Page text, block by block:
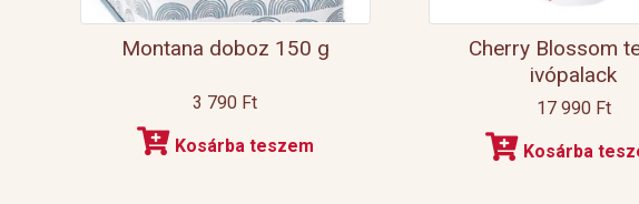
Montana doboz 150 g
3 790 Ft
Kosárba teszem
Cherry Blossom
ivópalack
17 990 Ft
Kosárba